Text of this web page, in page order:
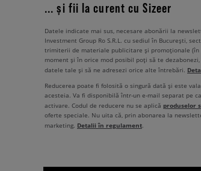
... și fii la curent cu Sizeer
Datele indicate mai sus, necesare abonării la
Investment Group Ro S.R.L. cu sediul în București,
trimiterii de materiale publicitare și promoționale
moment și în orice mod posibil poți să te
datele tale și să ne adresezi orice alte întrebări.
Reducerea poate fi folosită o singură dată și este
acesteia. Va fi disponibilă într-un e-mail separat pe
activare. Codul de reducere nu se aplică produselor
oferte speciale. Nu uita că, prin abonarea la
marketing. Detalii în regulament.